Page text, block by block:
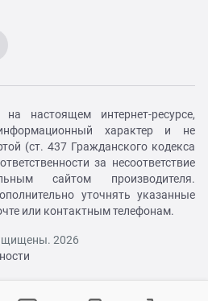
настоящем интернет-ресурсе,
характер и не
(ст. 437 Гражданского кодекса
за несоответствие
сайтом производителя.
уточнять указанные
или контактным телефонам.
2026